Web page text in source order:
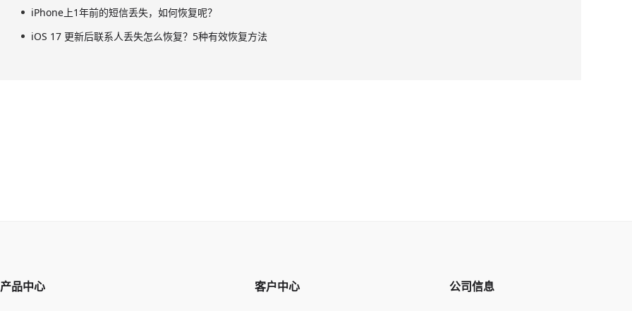
iPhone上1年前的短信丢失，如何恢复呢？
iOS 17 更新后联系人丢失怎么恢复？5种有效恢复方法
产品中心 客户中心 公司信息